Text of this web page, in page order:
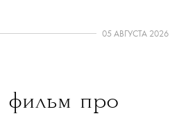
05 АВГУСТА 2026
про